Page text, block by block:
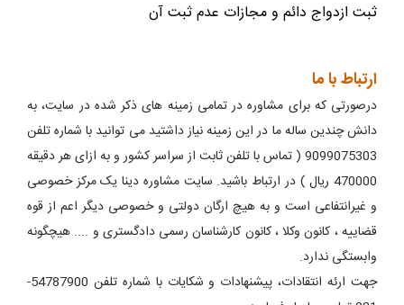
ثبت ازدواج دائم و مجازات عدم ثبت آن
ارتباط با ما
درصورتی که برای مشاوره در تمامی زمینه های ذکر شده در سایت، به
دانش چندین ساله ما در این زمینه نیاز داشتید می توانید با شماره تلفن
9099075303 ( تماس با تلفن ثابت از سراسر کشور و به ازای هر دقیقه
470000 ریال ) در ارتباط باشید. سایت مشاوره دینا یک مرکز خصوصی
و غیرانتفاعی است و به هیچ ارگان دولتی و خصوصی دیگر اعم از قوه
قضاییه ، کانون وکلا ، کانون کارشناسان رسمی دادگستری و .... هیچگونه
وابستگی ندارد.
جهت ارئه انتقادات، پیشنهادات و شکایات با شماره تلفن 54787900-